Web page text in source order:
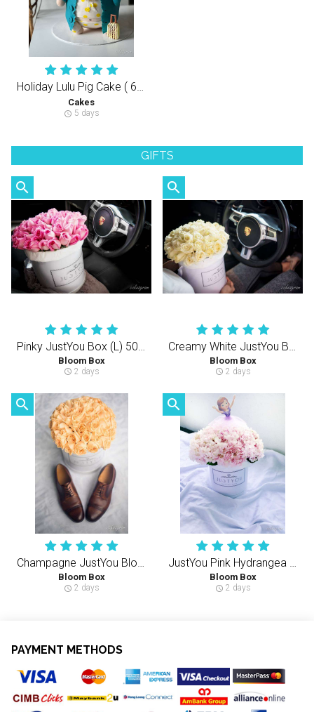
Holiday Lulu Pig Cake ( 6 inch , 5 layers cake) 球形Lulu猪 （半翻糖天然健康动物性奶油蛋糕）
Cakes
schedule 5 days
GIFTS
search
Bloom Box
schedule 2 days
search
Bloom Box
schedule 2 days
search
Champagne JustYou Bloom Box (M) 40-50PCS Roses
Bloom Box
schedule 2 days
search
JustYou Pink Hydrangea (S)
Bloom Box
schedule 2 days
PAYMENT METHODS